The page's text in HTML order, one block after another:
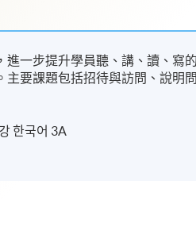
一步提升學員聽、講、讀、寫
要課題包括招待與訪問、說明
한국어 3A